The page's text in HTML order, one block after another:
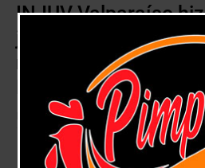
INJUV Valparaíso
jóvenes a disfrutar
responsabilidad en
16 septiembre, 2018 Región